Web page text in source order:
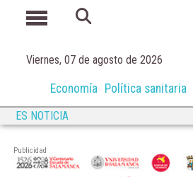
Viernes, 07 de agosto de 2026
Economía Política sanitaria
ES NOTICIA
Publicidad